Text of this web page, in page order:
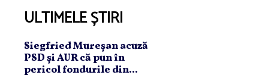
ULTIMELE ȘTIRI
Siegfried Mureşan acuză
PSD şi AUR că pun în
pericol fondurile din...